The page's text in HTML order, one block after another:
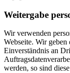
Weitergabe
Wir verwenden
Webseite. Wir
Einverständnis an
werden, so sind